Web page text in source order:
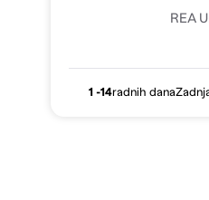
REA
1 -14radnih dana